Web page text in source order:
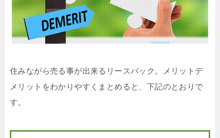
住みながら売る事が出来るリースバック。メリットデ
メリットをわかりやすくまとめると、下記のとおりで
す。